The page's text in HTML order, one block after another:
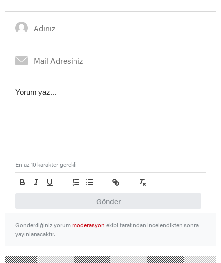
Gönder
En az 10 karakter gerekli
Gönderdiğiniz yorummoderasyon ekibi tarafından incelendikten sonra
yayınlanacaktır.